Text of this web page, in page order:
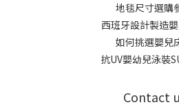
地毯尺寸選購
西班牙設計製造
如何挑選嬰兒
抗UV嬰幼兒泳裝
Contact